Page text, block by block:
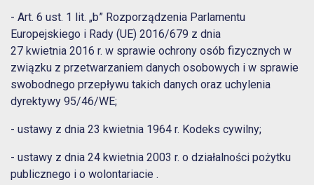
- Art. 6 ust. 1 lit. „b” Rozporządzenia Parlamentu
Europejskiego i Rady (UE) 2016/679 z dnia
27 kwietnia 2016 r. w sprawie ochrony osób fizycznych w
związku z przetwarzaniem danych osobowych i w sprawie
swobodnego przepływu takich danych oraz uchylenia
dyrektywy 95/46/WE;
- ustawy z dnia 23 kwietnia 1964 r. Kodeks cywilny;
- ustawy z dnia 24 kwietnia 2003 r. o działalności pożytku
publicznego i o wolontariacie .